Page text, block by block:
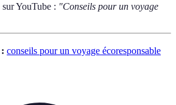
YouTube : "Conseils pour un voyage
conseils pour un voyage écoresponsable